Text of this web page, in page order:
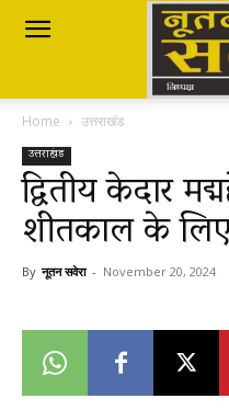
Nutan
Savera
नूतन
Home उत्तराखंड
उत्तराखंड
द्वितीय केदार
शीतकाल के
By नूतन सवेरा - November 20, 2024